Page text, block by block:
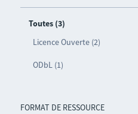
Toutes (3)
Licence Ouverte (2)
ODbL (1)
FORMAT DE RESSOURCE